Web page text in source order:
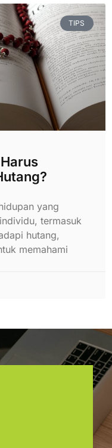
TIPS
yang
termasuk
hutang,
memahami